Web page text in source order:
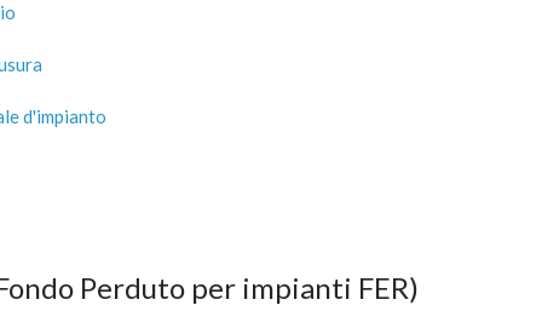
d'impianto
Perduto per impianti FER)